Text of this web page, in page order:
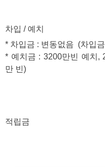
차입 / 예치
* 차입금 : 변동없음  (차입
* 예치금 : 3200만빈 예치,
만 빈)
적립금